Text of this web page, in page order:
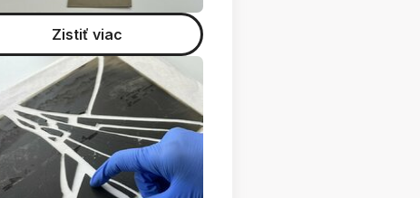
Zistiť viac